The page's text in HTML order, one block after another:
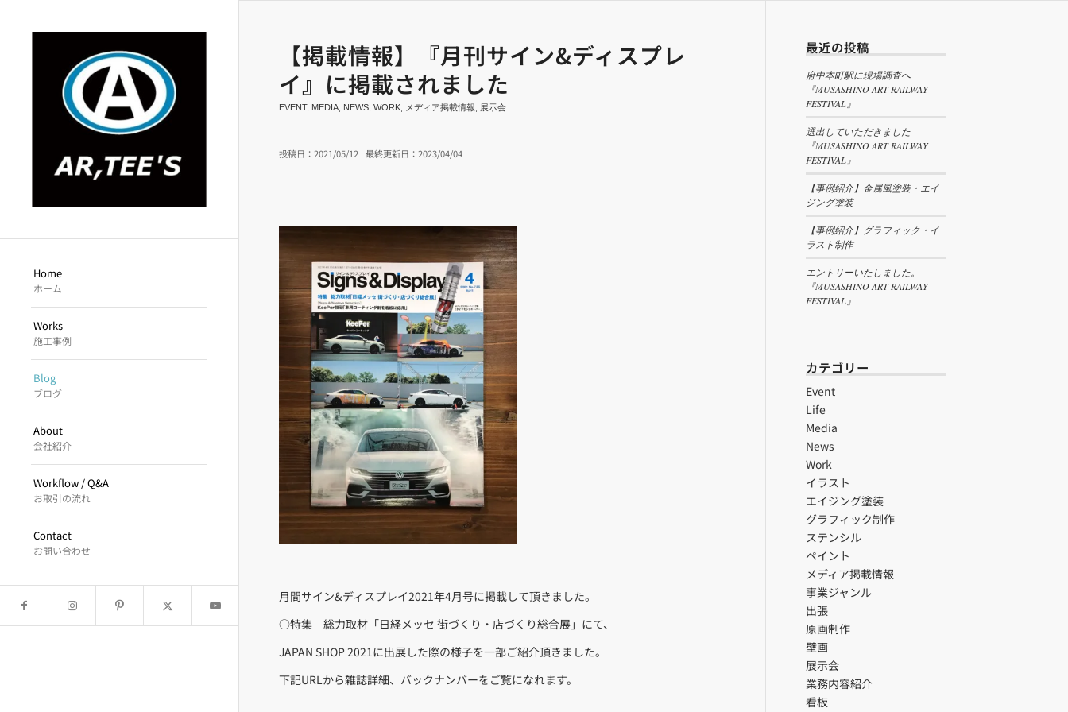
Home
ホーム
Works
施工事例
Blog
ブログ
About
会社紹介
Workflow / Q&A
お取引の流れ
Contact
お問い合わせ
【掲載情報】『月刊サイン&ディスプレ
イ』に掲載されました
EVENT, MEDIA NEWS WORK メディア掲載情報 展示会
投稿日：2021/05/12 | 最終更新日：2023/04/04
月間サイン&ディスプレイ2021年4月号に掲載して頂きました。
○特集 総力取材「日経メッセ 街づくり・店づくり総合展」にて、
JAPAN SHOP 2021に出展した際の様子を一部ご紹介頂きました。
下記URLから雑誌詳細、バックナンバーをご覧になれます。
最近の投稿
府中本町駅に現場調査へ
『MUSASHINO ART RAILWAY
FESTIVAL』
選出していただきました
『MUSASHINO ART RAILWAY
FESTIVAL』
【事例紹介】金属風塗装・エイ
ジング塗装
【事例紹介】グラフィック・イ
ラスト制作
エントリーいたしました。
『MUSASHINO ART RAILWAY
FESTIVAL』
カテゴリー
Event
Life
Media
News
Work
イラスト
エイジング塗装
グラフィック制作
ステンシル
ペイント
メディア掲載情報
事業ジャンル
出張
原画制作
壁画
展示会
業務内容紹介
看板